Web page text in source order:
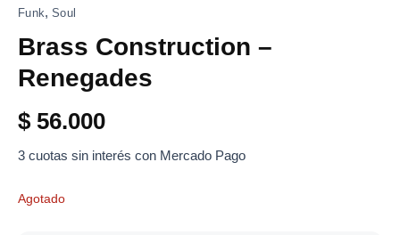
Funk,Soul
Brass Construction –
Renegades
$ 56.000
3 cuotas sin interés con Mercado Pago
Agotado